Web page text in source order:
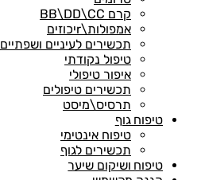
קרם BB\DD\CC
אמפולות\rיכוזים
תכשירים לעיניים ושפתיים
טיפול נקודתי
איפור טיפולי
תכשירים טיפולים
תרסיס\מיסט
טיפוח גוף
טיפוח אינטימי
תכשירים לגוף
טיפוח ושיקום שיער